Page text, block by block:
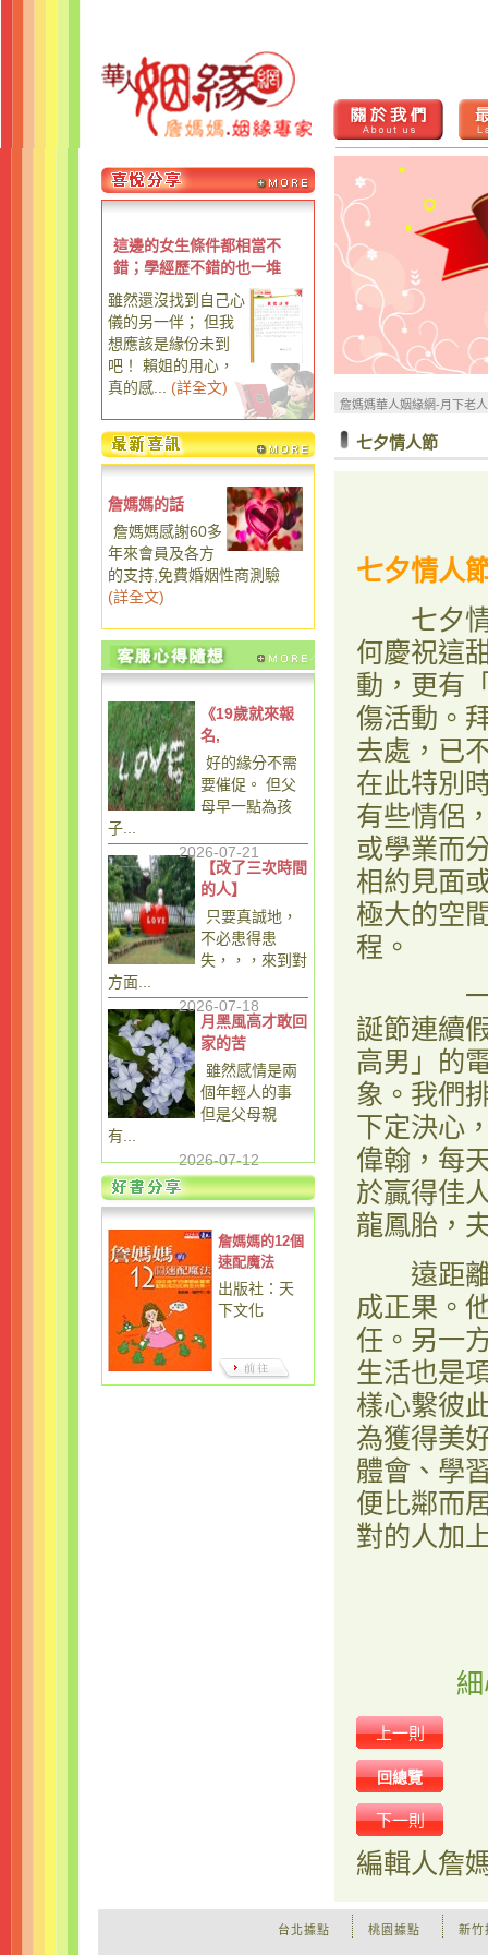
這邊的女生條件都相當不
錯；學經歷不錯的也一堆
雖然還沒找到自己心
儀的另一伴； 但我
想應該是緣份未到
吧！ 賴姐的用心，
真的感...
(詳全文)
詹媽媽的話
詹媽媽感謝60多
年來會員及各方
的支持,免費婚姻性商測驗
(詳全文)
《19歲就來報
名,
好的緣分不需
要催促。 但父
母早一點為孩
子...
2026-07-21
【改了三次時間
的人】
只要真誠地，
不必患得患
失，，，來到對
方面...
2026-07-18
月黑風高才敢回
家的苦
雖然感情是兩
個年輕人的事
但是父母親
有...
2026-07-12
詹媽媽的12個
速配魔法
出版社：天
下文化
詹媽媽華人姻緣網-月下老
七夕情人節
七夕情人
七夕情
何慶祝這
動，更有
傷活動。
去處，已
在此特別
有些情侶
或學業而
相約見面
極大的空
程。
一年前
誕節連續
高男」的
象。我們
下定決心
偉翰，每
於贏得佳
龍鳳胎，
遠距離
成正果。
任。另一
生活也是
樣心繫彼
為獲得美
體會、學
便比鄰而
對的人加
上一則
回總覽
下一則
編輯人詹
新竹
桃園據點
台北據點